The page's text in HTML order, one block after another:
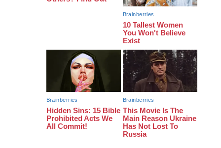
тріумфували на чемпіонаті України
На Черкащині спека
протримається ще день
Педагогів Черкас запрошують на
зустріч із переможцем Global
Teacher Prize Ukraine 2023